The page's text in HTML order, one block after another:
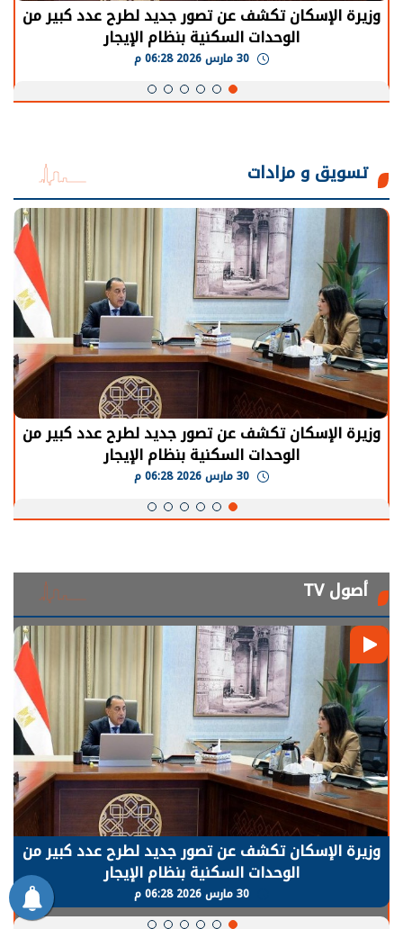
الرئيس السيسي: توقف الأنشطة في قطاع الطاقة
يحتاج إلى سنوات لعودة معدلات الإنتاج الطبيعية
تسويق و مزادات
الرئيس السيسي: توقف الأنشطة في قطاع الطاقة
يحتاج إلى سنوات لعودة معدلات الإنتاج الطبيعية
أصول TV
الرئيس السيسي: توقف الأنشطة في قطاع الطاقة
يحتاج إلى سنوات لعودة معدلات الإنتاج الطبيعية